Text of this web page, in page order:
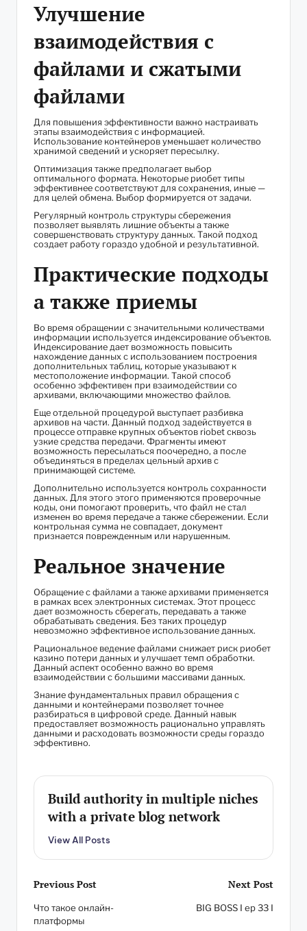
Улучшение
взаимодействия с
файлами и сжатыми
файлами
Для повышения эффективности важно настраивать
этапы взаимодействия с информацией.
Использование контейнеров уменьшает количество
хранимой сведений и ускоряет пересылку.
Оптимизация также предполагает выбор
оптимального формата. Некоторые риобет типы
эффективнее соответствуют для сохранения, иные —
для целей обмена. Выбор формируется от задачи.
Регулярный контроль структуры сбережения
позволяет выявлять лишние объекты а также
совершенствовать структуру данных. Такой подход
создает работу гораздо удобной и результативной.
Практические подходы
а также приемы
Во время обращении с значительными количествами
информации используется индексирование объектов.
Индексирование дает возможность повысить
нахождение данных с использованием построения
дополнительных таблиц, которые указывают к
местоположение информации. Такой способ
особенно эффективен при взаимодействии со
архивами, включающими множество файлов.
Еще отдельной процедурой выступает разбивка
архивов на части. Данный подход задействуется в
процессе отправке крупных объектов riobet сквозь
узкие средства передачи. Фрагменты имеют
возможность пересылаться поочередно, а после
объединяться в пределах цельный архив с
принимающей системе.
Дополнительно используется контроль сохранности
данных. Для этого этого применяются проверочные
коды, они помогают проверить, что файл не стал
изменен во время передаче а также сбережении. Если
контрольная сумма не совпадает, документ
признается поврежденным или нарушенным.
Реальное значение
Обращение с файлами а также архивами применяется
в рамках всех электронных системах. Этот процесс
дает возможность сберегать, передавать а также
обрабатывать сведения. Без таких процедур
невозможно эффективное использование данных.
Рациональное ведение файлами снижает риск риобет
казино потери данных и улучшает темп обработки.
Данный аспект особенно важно во время
взаимодействии с большими массивами данных.
Знание фундаментальных правил обращения с
данными и контейнерами позволяет точнее
разбираться в цифровой среде. Данный навык
предоставляет возможность рационально управлять
данными и расходовать возможности среды гораздо
эффективно.
Build authority in multiple niches
with a private blog network
View All Posts
Post
navigation
Previous Post
Что такое онлайн-
платформы
Next Post
BIG BOSS I ep 33 I